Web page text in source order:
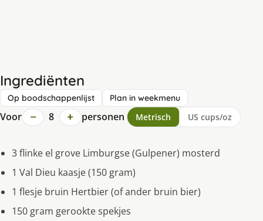
Ingrediënten
Op boodschappenlijst Plan in weekmenu
Voor − 8 + personen Metrisch US cups/oz
3 flinke el grove Limburgse (Gulpener) mosterd
1 Val Dieu kaasje (150 gram)
1 flesje bruin Hertbier (of ander bruin bier)
150 gram gerookte spekjes